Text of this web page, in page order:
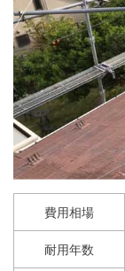
費用相場
耐用年数